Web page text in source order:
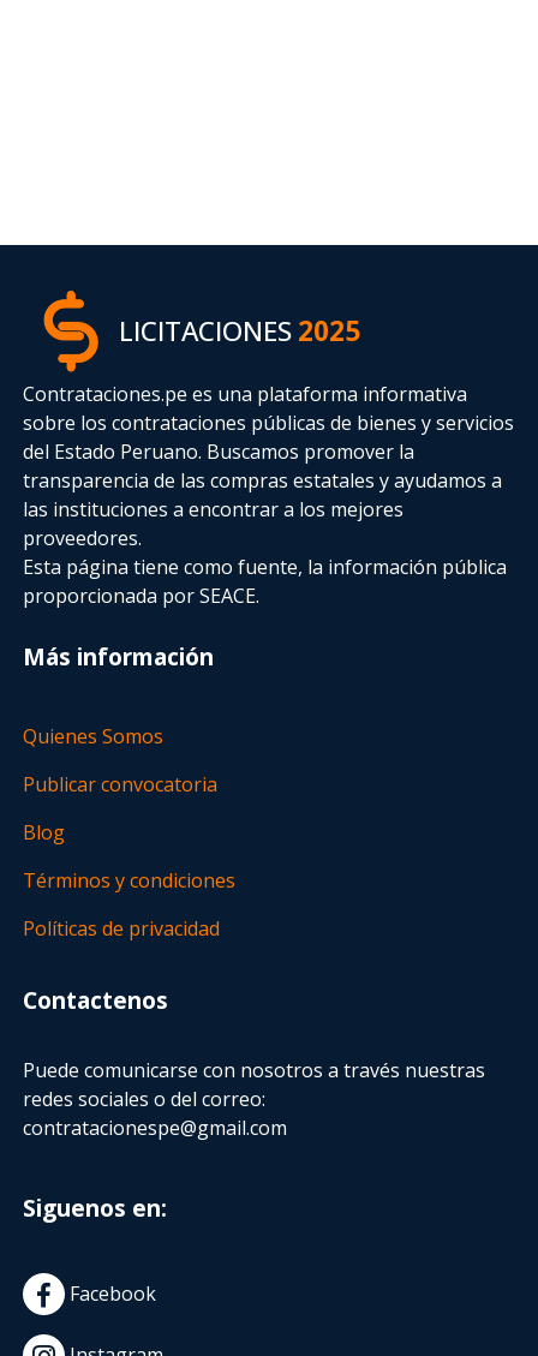
LICITACIONES2025
Contrataciones.pe es una plataforma informativa
sobre los contrataciones públicas de bienes y servicios
del Estado Peruano. Buscamos promover la
transparencia de las compras estatalesy ayudamos a
las instituciones a encontrar a los mejores
proveedores.
Esta página tiene como fuente, la información pública
proporcionada por SEACE.
Más información
Quienes Somos
Publicar convocatoria
Blog
Términos y condiciones
Políticas de privacidad
Contactenos
Puede comunicarse con nosotros a través nuestras
redes sociales o del correo:
contratacionespe@gmail.com
Siguenos en:
Facebook